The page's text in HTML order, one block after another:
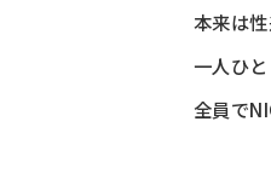
本来は
一人ひ
全員で